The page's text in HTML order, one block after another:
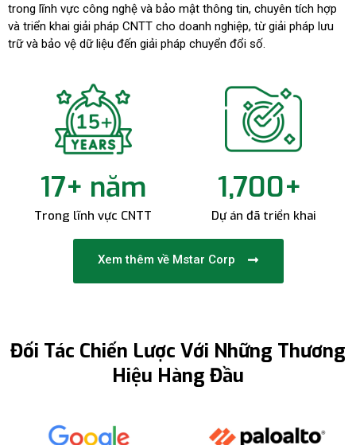
trong lĩnh vực công nghệ và bảo mật thông tin, chuyên tích hợp
và triển khai giải pháp CNTT cho doanh nghiệp, từ giải pháp lưu
trữ và bảo vệ dữ liệu đến giải pháp chuyển đổi số.
Trong lĩnh vực CNTT
17+ năm
Dự án đã triển khai
1,700+
Xem thêm về Mstar Corp
Đối Tác Chiến Lược Với Những Thương
Hiệu Hàng Đầu